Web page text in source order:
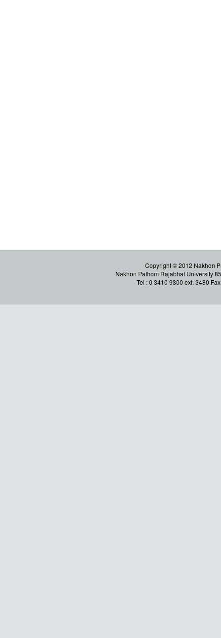
Copyright © 2012 Nakhon
Nakhon Pathom Rajabhat University
Tel : 0 3410 9300 ext. 3480